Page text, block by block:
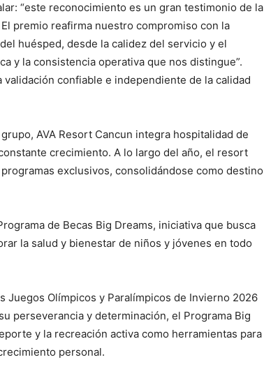
“este reconocimiento es un gran testimonio de la
premio reafirma nuestro compromiso con la
huésped, desde la calidez del servicio y el
y la consistencia operativa que nos distingue”.
confiable e independiente de la calidad
AVA Resort Cancun integra hospitalidad de
crecimiento. A lo largo del año, el resort
exclusivos, consolidándose como destino
de Becas Big Dreams, iniciativa que busca
la salud y bienestar de niños y jóvenes en todo
Juegos Olímpicos y Paralímpicos de Invierno 2026
perseverancia y determinación, el Programa Big
y la recreación activa como herramientas para
personal.